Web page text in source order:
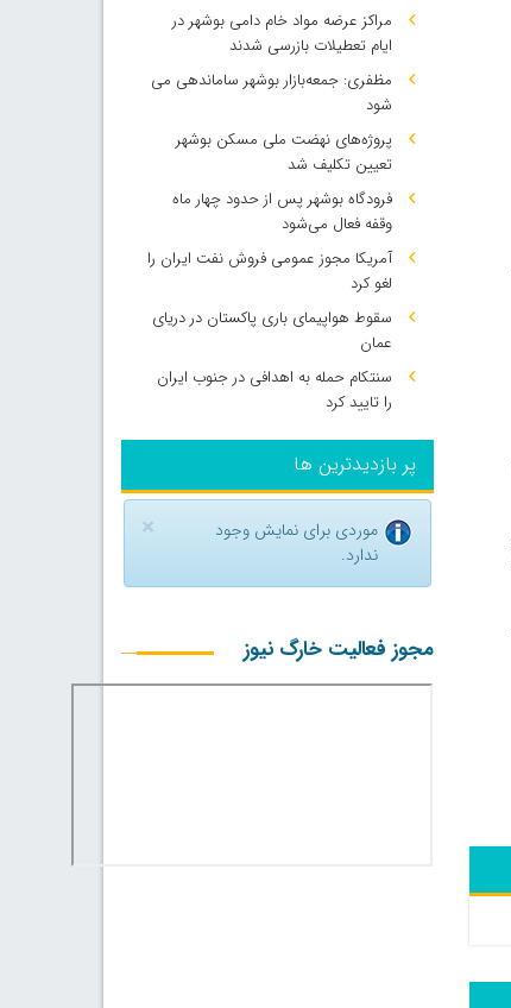
مراکز عرضه مواد خام دامی بوشهر در
ایام تعطیلات بازرسی شدند
مظفری: جمعه‌بازار بوشهر ساماندهی می‌
شود
پروژه‌های نهضت ملی مسکن بوشهر
تعیین تکلیف شد
فرودگاه بوشهر پس از حدود چهار ماه
وقفه فعال می‌شود
آمریکا مجوز عمومی فروش نفت ایران را
لغو کرد
سقوط هواپیمای باری پاکستان در دریای
عمان
سنتکام حمله به اهدافی در جنوب ایران
را تایید کرد
پر بازدیدترین ها
×
موردی برای نمایش وجود
ندارد.
مجوز فعالیت خارگ نیوز